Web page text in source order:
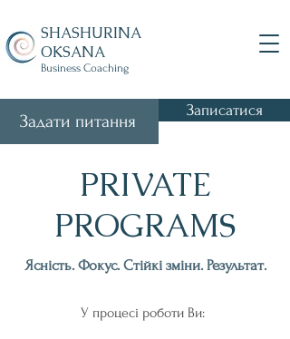
SHASHURINA
OKSANA
Business Coaching
Задати питання
Записатися
PRIVATE
PROGRAMS
Ясність. Фокус. Стійкі зміни. Результат.
У процесі роботи Ви: